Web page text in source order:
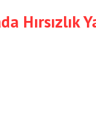
Hırsızlık